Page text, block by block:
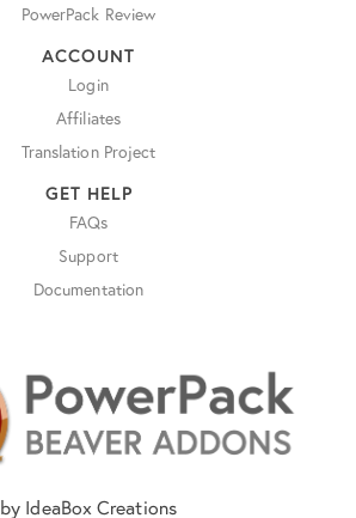
PowerPack Review
ACCOUNT
Login
Affiliates
Translation Project
GET HELP
FAQs
Support
Documentation
by IdeaBox Creations